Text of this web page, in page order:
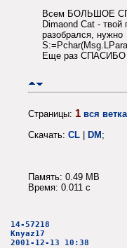
Всем БОЛЬШОЕ
Dimaond Cat -
разобрался, нужно
Еще раз СПАСИБО
Страницы: 1 вся ветка
Скачать: CL DM ;
Память: 0.49 MB
Время: 0.011 c
14-57218
Knyaz17
2001-12-13 10:38